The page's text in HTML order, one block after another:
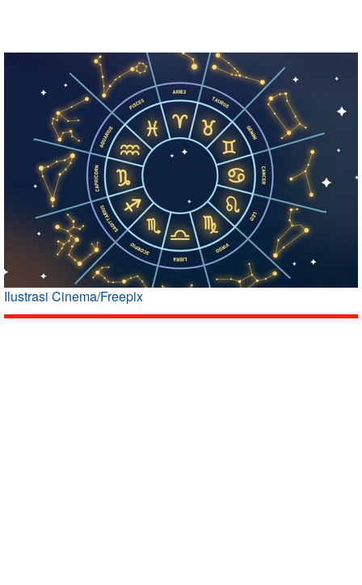
Ilustrasi Cinema/Freepix